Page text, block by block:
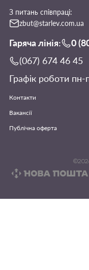
З питань співпраці:
zbut@starlev.com.ua
Гаряча лінія:
0
(067) 674 46 45
Графік роботи
Контакти
Вакансії
Публічна оферта
©